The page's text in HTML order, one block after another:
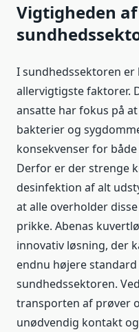
Vigtigheden
I sundhedssektoren er
allervigtigste faktorer.
ansatte har fokus på
bakterier og
konsekvenser for
Derfor er der strenge
desinfektion af alt
at alle overholder
prikke. Abenas
innovativ løsning, der
endnu højere
sundhedssektoren.
transporten af prøver
unødvendig kontakt